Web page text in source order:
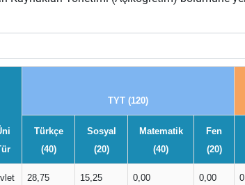
TYT (120)
Türkçe
(40)
Sosyal
(20)
Matematik
(40)
Fen
(20)
28,75 15,25 0,00 0,00